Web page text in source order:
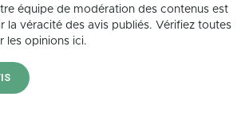
équipe de modération des contenus est
la véracité des avis publiés. Vérifiez toutes
les opinions ici.